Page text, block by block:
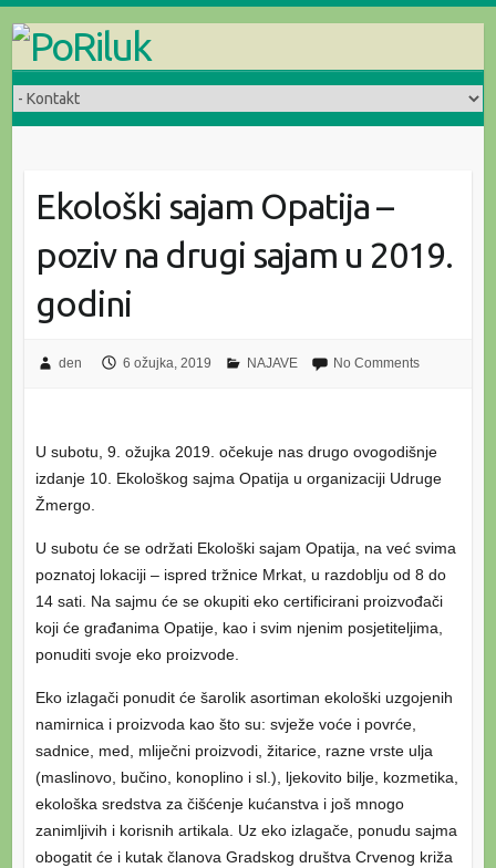
content
Ekološki sajam Opatija –
poziv na drugi sajam u 2019.
godini
den 6 ožujka, 2019 NAJAVE No Comments
U subotu, 9. ožujka 2019. očekuje nas drugo ovogodišnje
izdanje 10. Ekološkog sajma Opatija u organizaciji Udruge
Žmergo.
U subotu će se održati Ekološki sajam Opatija, na već svima
poznatoj lokaciji – ispred tržnice Mrkat, u razdoblju od 8 do
14 sati. Na sajmu će se okupiti eko certificirani proizvođači
koji će građanima Opatije, kao i svim njenim posjetiteljima,
ponuditi svoje eko proizvode.
Eko izlagači ponudit će šarolik asortiman ekološki uzgojenih
namirnica i proizvoda kao što su: svježe voće i povrće,
sadnice, med, mliječni proizvodi, žitarice, razne vrste ulja
(maslinovo, bučino, konoplino i sl.), ljekovito bilje, kozmetika,
ekološka sredstva za čišćenje kućanstva i još mnogo
zanimljivih i korisnih artikala. Uz eko izlagače, ponudu sajma
obogatit će i kutak članova Gradskog društva Crvenog križa